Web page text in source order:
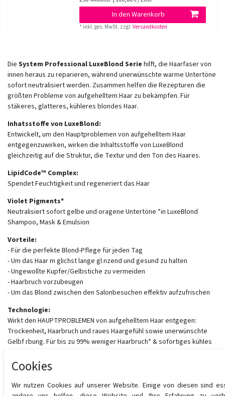
In den Warenkorb
* inkl. ges. MwSt. zzgl.Versandkosten
Die System Professional LuxeBlond Serie hilft, die Haarfaser von
innen heraus zu reparieren, während unerwünschte warme Untertöne
sofort neutralisiert werden. Zusammen helfen die Rezepturen die
größten Probleme von aufgehelltem Haar zu bekämpfen. Für
stäkeres, glatteres, kühleres blondes Haar.
Inhatsstoffe von LuxeBlond:
Entwickelt, um den Hauptproblemen von aufgehelltem Haar
entgegenzuwirken, wirken die Inhaltsstoffe von LuxeBlond
gleichzeitig auf die Struktur, die Textur und den Ton des Haares.
LipidCode™ Complex:
Spendet Feuchtigkeit und regeneriert das Haar
Violet Pigments*
Neutralisiert sofort gelbe und oragene Untertöne *in LuxeBlond
Shampoo, Mask & Emulsion
Vorteile:
- Für die perfekte Blond-Pflege für jeden Tag
- Um das Haar m glichst lange gl nzend und gesund zu halten
- Ungewollte Kupfer/Gelbstiche zu vermeiden
- Haarbruch vorzubeugen
- Um das Blond zwischen den Salonbesuchen effektiv aufzufrischen
Technologie:
Wirkt den HAUPTPROBLEMEN von aufgehelltem Haar entgegen:
Trockenheit, Haarbruch und raues Haargefühl sowie unerwünschte
Gelbf rbung. Für bis zu 99% weniger Haarbruch* & sofortiges kühles
Cookies
Wir nutzen Cookies auf unserer Website. Einige von diesen sind